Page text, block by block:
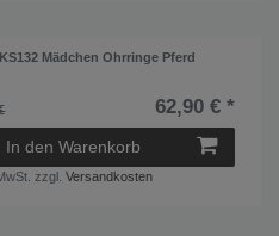
Mädchen Ohrringe Pferd
62,90 € *
In den Warenkorb
zzgl.Versandkosten